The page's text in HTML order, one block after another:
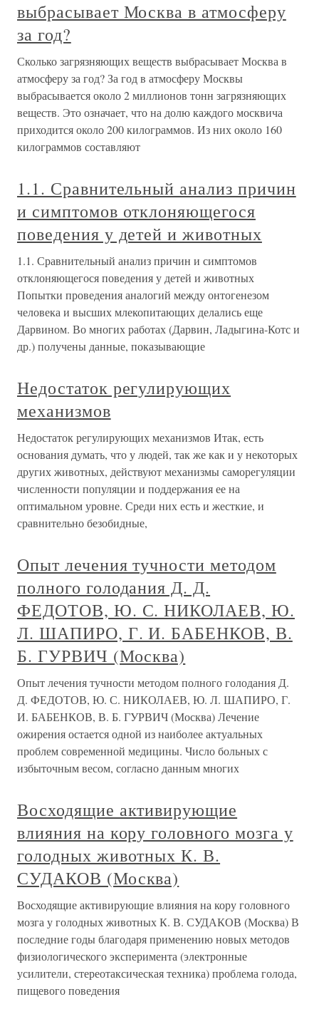
выбрасывает Москва в атмосферу
за год?
Сколько загрязняющих веществ выбрасывает Москва в
атмосферу за год? За год в атмосферу Москвы
выбрасывается около 2 миллионов тонн загрязняющих
веществ. Это означает, что на долю каждого москвича
приходится около 200 килограммов. Из них около 160
килограммов составляют
1.1. Сравнительный анализ причин
и симптомов отклоняющегося
поведения у детей и животных
1.1. Сравнительный анализ причин и симптомов
отклоняющегося поведения у детей и животных
Попытки проведения аналогий между онтогенезом
человека и высших млекопитающих делались еще
Дарвином. Во многих работах (Дарвин, Ладыгина-Котс и
др.) получены данные, показывающие
Недостаток регулирующих
механизмов
Недостаток регулирующих механизмов Итак, есть
основания думать, что у людей, так же как и у некоторых
других животных, действуют механизмы саморегуляции
численности популяции и поддержания ее на
оптимальном уровне. Среди них есть и жесткие, и
сравнительно безобидные,
Опыт лечения тучности методом
полного голодания Д. Д.
ФЕДОТОВ, Ю. С. НИКОЛАЕВ, Ю.
Л. ШАПИРО, Г. И. БАБЕНКОВ, В.
Б. ГУРВИЧ (Москва)
Опыт лечения тучности методом полного голодания Д.
Д. ФЕДОТОВ, Ю. С. НИКОЛАЕВ, Ю. Л. ШАПИРО, Г.
И. БАБЕНКОВ, В. Б. ГУРВИЧ (Москва) Лечение
ожирения остается одной из наиболее актуальных
проблем современной медицины. Число больных с
избыточным весом, согласно данным многих
Восходящие активирующие
влияния на кору головного мозга у
голодных животных К. В.
СУДАКОВ (Москва)
Восходящие активирующие влияния на кору головного
мозга у голодных животных К. В. СУДАКОВ (Москва) В
последние годы благодаря применению новых методов
физиологического эксперимента (электронные
усилители, стереотаксическая техника) проблема голода,
пищевого поведения